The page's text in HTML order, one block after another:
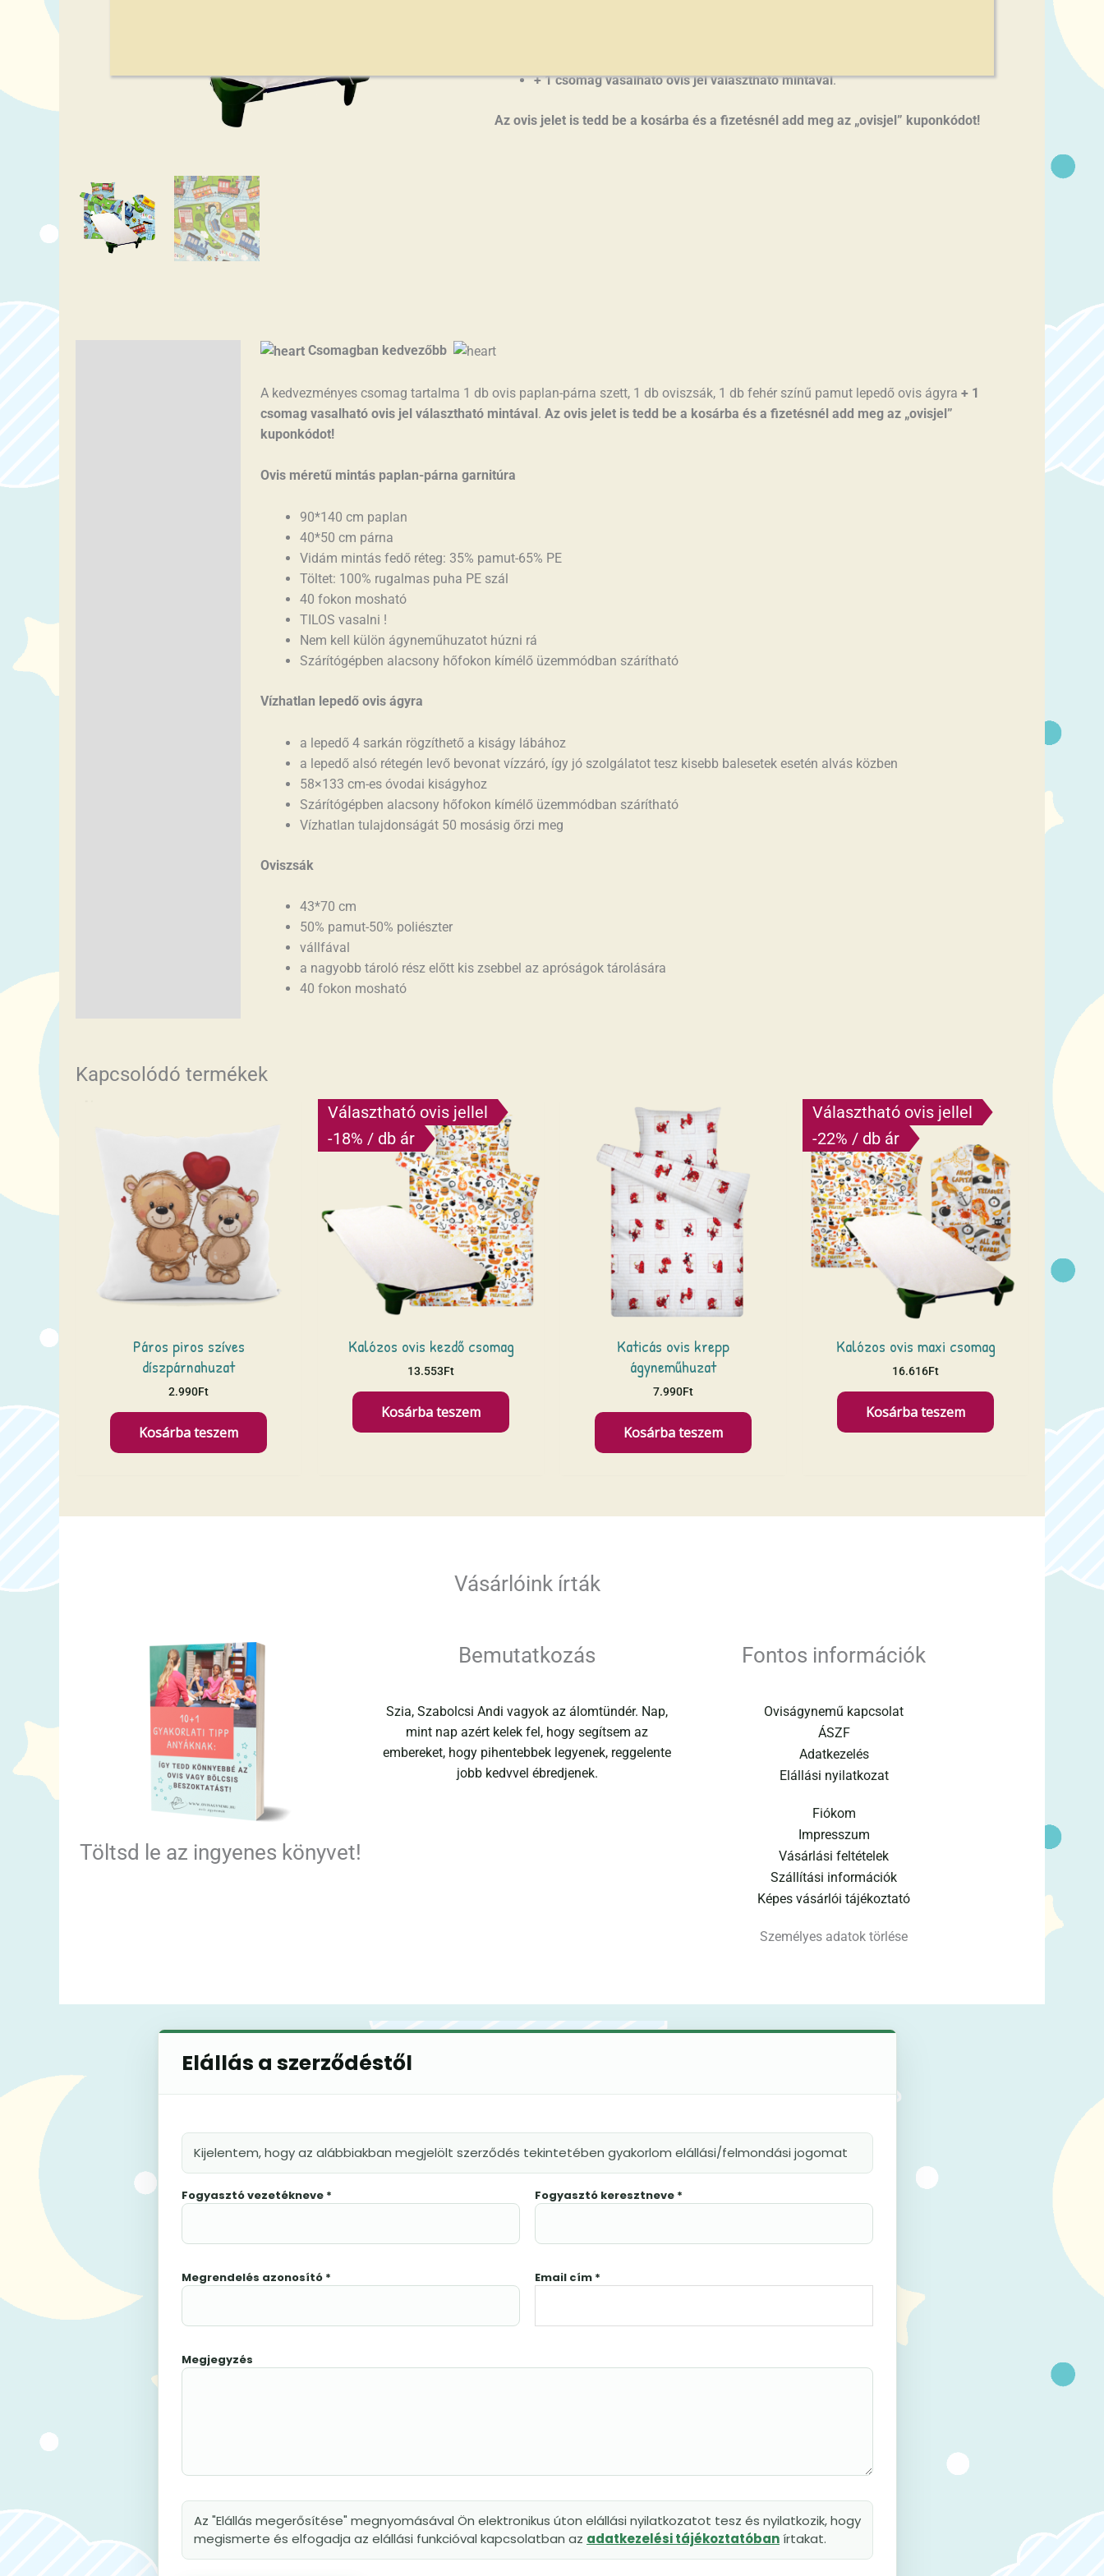
+ 1 csomag vasalható ovis jel választható mintával.
Az ovis jelet is tedd be a kosárba és a fizetésnél add meg az „ovisjel” kuponkódot!
Csomagban kedvezőbb
A kedvezményes csomag tartalma 1 db ovis paplan-párna szett, 1 db oviszsák, 1 db fehér színű pamut lepedő ovis ágyra + 1
csomag vasalható ovis jel választható mintával. Az ovis jelet is tedd be a kosárba és a fizetésnél add meg az „ovisjel”
kuponkódot!
Ovis méretű mintás paplan-párna garnitúra
90*140 cm paplan
40*50 cm párna
Vidám mintás fedő réteg: 35% pamut-65% PE
Töltet: 100% rugalmas puha PE szál
40 fokon mosható
TILOS vasalni !
Nem kell külön ágyneműhuzatot húzni rá
Szárítógépben alacsony hőfokon kímélő üzemmódban szárítható
Vízhatlan lepedő ovis ágyra
a lepedő 4 sarkán rögzíthető a kiságy lábához
a lepedő alsó rétegén levő bevonat vízzáró, így jó szolgálatot tesz kisebb balesetek esetén alvás közben
58×133 cm-es óvodai kiságyhoz
Szárítógépben alacsony hőfokon kímélő üzemmódban szárítható
Vízhatlan tulajdonságát 50 mosásig őrzi meg
Oviszsák
43*70 cm
50% pamut-50% poliészter
vállfával
a nagyobb tároló rész előtt kis zsebbel az apróságok tárolására
40 fokon mosható
Kapcsolódó termékek
Páros piros szíves
díszpárnahuzat
2.990Ft
Kosárba teszem
Választható ovis jellel
-18% / db ár
Kalózos ovis kezdő csomag
13.553Ft
Kosárba teszem
Katicás ovis krepp
ágyneműhuzat
7.990Ft
Kosárba teszem
Választható ovis jellel
-22% / db ár
Kalózos ovis maxi csomag
16.616Ft
Kosárba teszem
Vásárlóink írták
Töltsd le az ingyenes könyvet!
Bemutatkozás
Szia, Szabolcsi Andi vagyok az álomtündér. Nap,
mint nap azért kelek fel, hogy segítsem az
embereket, hogy pihentebbek legyenek, reggelente
jobb kedvvel ébredjenek.
Fontos információk
Oviságynemű kapcsolat
ÁSZF
Adatkezelés
Elállási nyilatkozat
Fiókom
Impresszum
Vásárlási feltételek
Szállítási információk
Képes vásárlói tájékoztató
Személyes adatok törlése
Elállás a szerződéstől
Kijelentem, hogy az alábbiakban megjelölt szerződés tekintetében gyakorlom elállási/felmondási jogomat
Fogyasztó vezetékneve * Fogyasztó keresztneve *
Megrendelés azonosító * Email cím *
Megjegyzés
Az "Elállás megerősítése" megnyomásával Ön elektronikus úton elállási nyilatkozatot tesz és nyilatkozik, hogy
megismerte és elfogadja az elállási funkcióval kapcsolatban az adatkezelési tájékoztatóbanírtakat.